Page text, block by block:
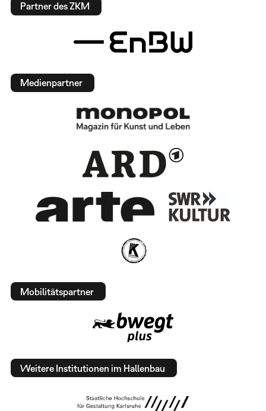
Partner des ZKM
Medienpartner
Mobilitätspartner
Weitere Institutionen im Hallenbau